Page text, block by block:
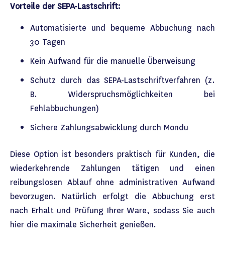
Vorteile der SEPA-Lastschrift:
Automatisierte und bequeme Abbuchung nach
30 Tagen
Kein Aufwand für die manuelle Überweisung
Schutz durch das SEPA-Lastschriftverfahren (z.
B. Widerspruchsmöglichkeiten bei
Fehlabbuchungen)
Sichere Zahlungsabwicklung durch Mondu
Diese Option ist besonders praktisch für Kunden, die
wiederkehrende Zahlungen tätigen und einen
reibungslosen Ablauf ohne administrativen Aufwand
bevorzugen. Natürlich erfolgt die Abbuchung erst
nach Erhalt und Prüfung Ihrer Ware, sodass Sie auch
hier die maximale Sicherheit genießen.